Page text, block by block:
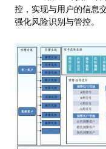
控，实现与用户的信息
强化风险识别与管控。